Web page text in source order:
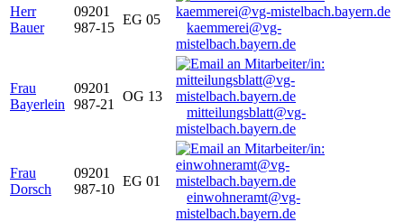
Herr
Bauer
09201
987-15
EG 05
kaemmerei@vg-
mistelbach.bayern.de
Frau
Bayerlein
09201
987-21
OG 13
mitteilungsblatt@vg-
mistelbach.bayern.de
Frau
Dorsch
09201
987-10
EG 01
einwohneramt@vg-
mistelbach.bayern.de